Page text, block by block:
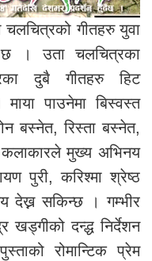
चलचित्रको गीतहरु युवा
छ । उता चलचित्रका
दुबै गीतहरु हिट
पाउनेमा बिस्वस्त
बस्नेत, रिस्ता बस्नेत,
मुख्य अभिनय
पुरी, करिश्मा श्रेष्ठ
देख्न सकिन्छ । गम्भीर
खड्गीको दन्द्ध निर्देशन
रोमान्टिक प्रेम